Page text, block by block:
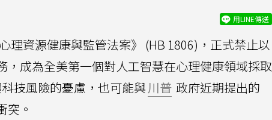
用LINE傳送
理資源健康與監管法案》 (HB 1806)，正式禁止以
，成為全美第一個對人工智慧在心理健康領域採取
技風險的憂慮，也可能與川普 政府近期提出的
突。